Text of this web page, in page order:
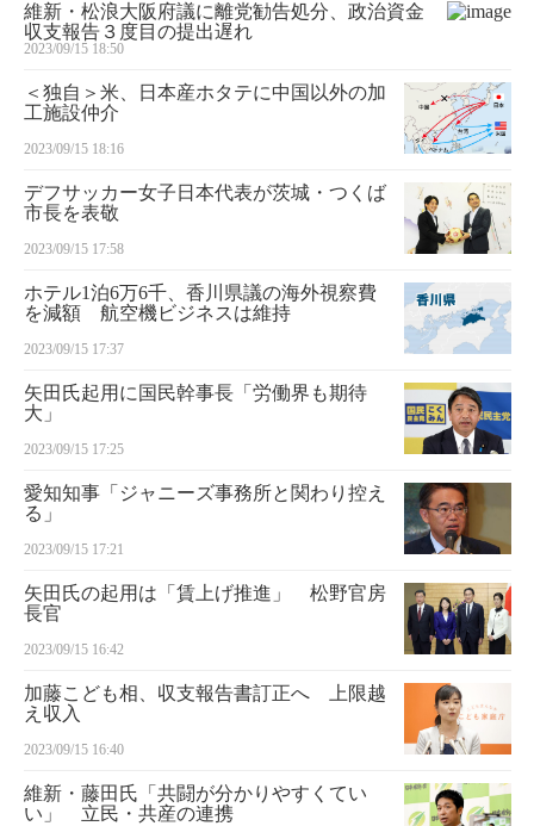
維新・松浪大阪府議に離党勧告処分、政治資金
収支報告３度目の提出遅れ
2023/09/15 18:50
＜独自＞米、日本産ホタテに中国以外の加
工施設仲介
2023/09/15 18:16
デフサッカー女子日本代表が茨城・つくば
市長を表敬
2023/09/15 17:58
ホテル1泊6万6千、香川県議の海外視察費
を減額 航空機ビジネスは維持
2023/09/15 17:37
矢田氏起用に国民幹事長「労働界も期待
大」
2023/09/15 17:25
愛知知事「ジャニーズ事務所と関わり控え
る」
2023/09/15 17:21
矢田氏の起用は「賃上げ推進」 松野官房
長官
2023/09/15 16:42
加藤こども相、収支報告書訂正へ 上限越
え収入
2023/09/15 16:40
維新・藤田氏「共闘が分かりやすくてい
い」 立民・共産の連携